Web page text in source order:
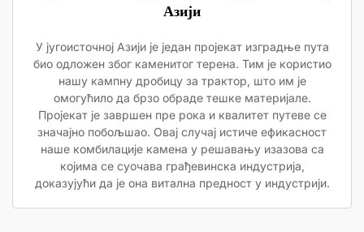
Азији
У југоисточној Азији је један пројекат изградње пута
био одложен због каменитог терена. Тим је користио
нашу кампну дробицу за трактор, што им је
омогућило да брзо обраде тешке материјале.
Пројекат је завршен пре рока и квалитет путеве се
значајно побољшао. Овај случај истиче ефикасност
наше комбилације камена у решавању изазова са
којима се суочава грађевинска индустрија,
доказујући да је она витална предност у индустрији.